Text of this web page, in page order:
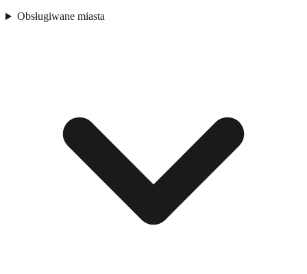
Obsługiwane miasta